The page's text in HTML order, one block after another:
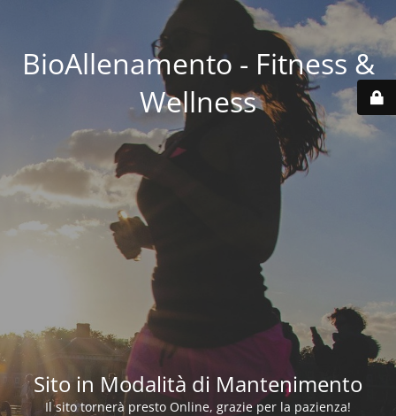
BioAllenamento - Fitness &
Wellness
Sito in Modalità di Mantenimento
Il sito tornerà presto Online, grazie per la pazienza!